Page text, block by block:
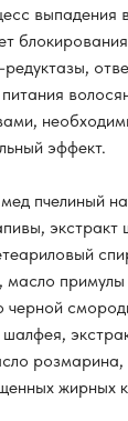
выпадения
эффект.
пчелиный
масло
черной
розмарина,
жирных